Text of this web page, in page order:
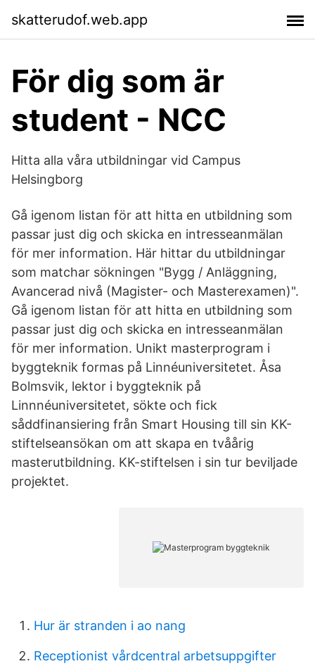
skatterudof.web.app
För dig som är
student - NCC
Hitta alla våra utbildningar vid Campus
Helsingborg
Gå igenom listan för att hitta en utbildning som
passar just dig och skicka en intresseanmälan
för mer information. Här hittar du utbildningar
som matchar sökningen "Bygg / Anläggning,
Avancerad nivå (Magister- och Masterexamen)".
Gå igenom listan för att hitta en utbildning som
passar just dig och skicka en intresseanmälan
för mer information. Unikt masterprogram i
byggteknik formas på Linnéuniversitetet. Åsa
Bolmsvik, lektor i byggteknik på
Linnnéuniversitetet, sökte och fick
såddfinansiering från Smart Housing till sin KK-
stiftelseansökan om att skapa en tvåårig
masterutbildning. KK-stiftelsen i sin tur beviljade
projektet.
Hur är stranden i ao nang
Receptionist vårdcentral arbetsuppgifter